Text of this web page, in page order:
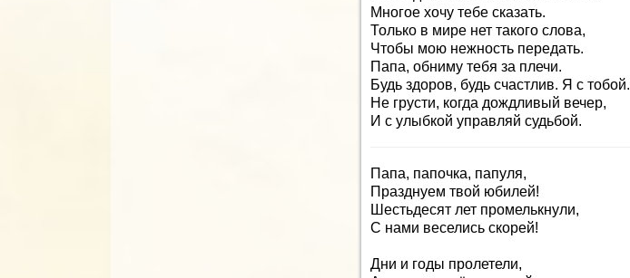
Многое хочу тебе сказать.
Только в мире нет такого слова,
Чтобы мою нежность передать.
Папа, обниму тебя за плечи.
Будь здоров, будь счастлив. Я с тобой.
Не грусти, когда дождливый вечер,
И с улыбкой управляй судьбой.
Папа, папочка, папуля,
Празднуем твой юбилей!
Шестьдесят лет промелькнули,
С нами веселись скорей!
Дни и годы пролетели,